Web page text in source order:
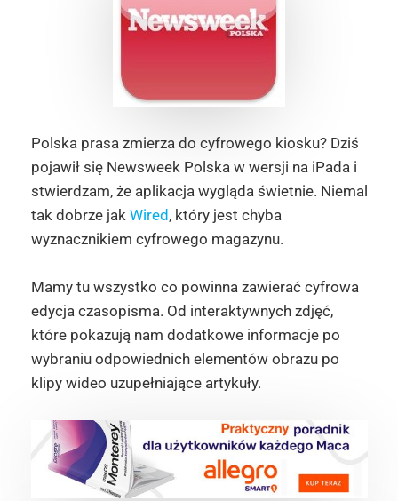
Polska prasa zmierza do cyfrowego kiosku? Dziś
pojawił się Newsweek Polska w wersji na iPada i
stwierdzam, że aplikacja wygląda świetnie. Niemal
tak dobrze jak Wired , który jest chyba
wyznacznikiem cyfrowego magazynu.
Mamy tu wszystko co powinna zawierać cyfrowa
edycja czasopisma. Od interaktywnych zdjęć,
które pokazują nam dodatkowe informacje po
wybraniu odpowiednich elementów obrazu po
klipy wideo uzupełniające artykuły.